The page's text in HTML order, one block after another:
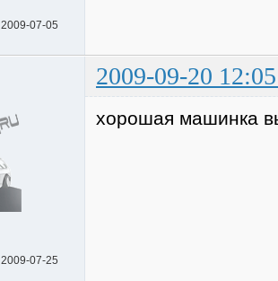
2009-07-05
2009-09-20
2009-07-25
хорошая машинка